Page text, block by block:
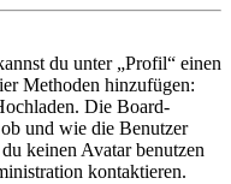
du unter „Profil“ einen
Methoden hinzufügen:
Die Board-
und wie die Benutzer
keinen Avatar benutzen
kontaktieren.